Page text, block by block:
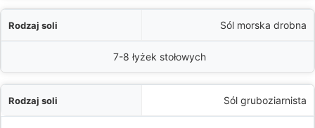
Sól morska drobna
7-8 łyżek stołowych
Sól gruboziarnista